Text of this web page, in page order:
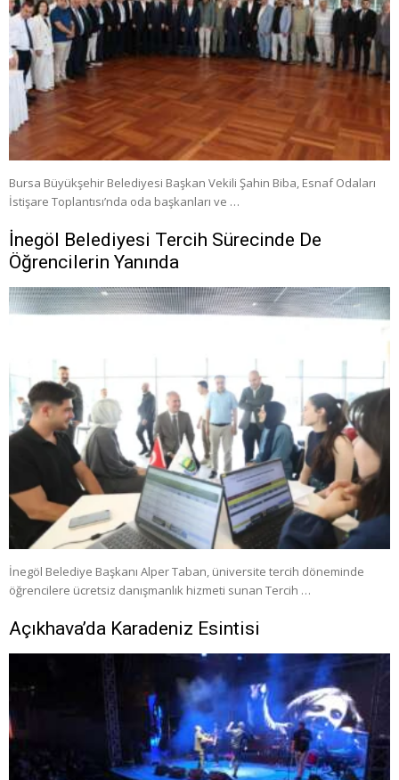
Bursa Büyükşehir Belediyesi Başkan Vekili Şahin Biba, Esnaf Odaları
İstişare Toplantısı’nda oda başkanları ve …
İnegöl Belediyesi Tercih Sürecinde De
Öğrencilerin Yanında
İnegöl Belediye Başkanı Alper Taban, üniversite tercih döneminde
öğrencilere ücretsiz danışmanlık hizmeti sunan Tercih …
Açıkhava’da Karadeniz Esintisi